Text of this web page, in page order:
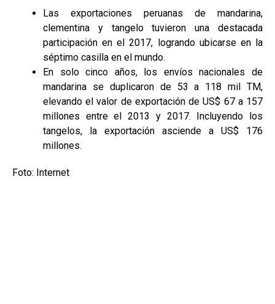
Las exportaciones peruanas de mandarina,
clementina y tangelo tuvieron una destacada
participación en el 2017, logrando ubicarse en la
séptimo casilla en el mundo.
En solo cinco años, los envíos nacionales de
mandarina se duplicaron de 53 a 118 mil TM,
elevando el valor de exportación de US$ 67 a 157
millones entre el 2013 y 2017. Incluyendo los
tangelos, la exportación asciende a US$ 176
millones.
Foto: Internet